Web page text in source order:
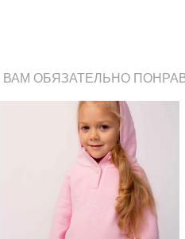
ВАМ ОБЯЗАТЕЛЬНО
Толстовка с ушками
Hello,Baby "LOVE" р. 74-116
см - нежный розовый
от 2 490 pуб.